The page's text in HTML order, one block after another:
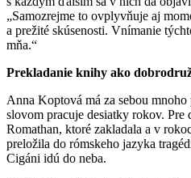
„Samozrejme to ovplyvňuje aj
a prežité skúsenosti. Vnímanie
mňa.“
Prekladanie knihy ako
Anna Koptová má za sebou
slovom pracuje desiatky rokov. Pre
Romathan, ktoré zakladala a v
preložila do rómskeho jazyka
Cigáni idú do neba.